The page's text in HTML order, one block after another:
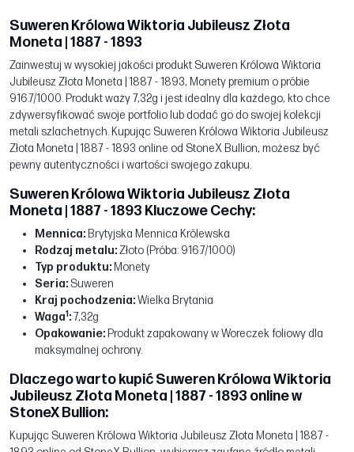
Suweren Królowa Wiktoria Jubileusz Złota
Moneta | 1887 - 1893
Zainwestuj w wysokiej jakości produkt Suweren Królowa Wiktoria
Jubileusz Złota Moneta | 1887 - 1893, Monety premium o próbie
916.7/1000. Produkt waży 7,32g i jest idealny dla każdego, kto chce
zdywersyfikować swoje portfolio lub dodać go do swojej kolekcji
metali szlachetnych. Kupując Suweren Królowa Wiktoria Jubileusz
Złota Moneta | 1887 - 1893 online od StoneX Bullion, możesz być
pewny autentyczności i wartości swojego zakupu.
Suweren Królowa Wiktoria Jubileusz Złota
Moneta | 1887 - 1893 Kluczowe Cechy:
Mennica: Brytyjska Mennica Królewska
Rodzaj metalu:Złoto (Próba: 916.7/1000)
Typ produktu: Monety
Seria: Suweren
Kraj pochodzenia:Wielka Brytania
Waga1:7,32g
Opakowanie: Produkt zapakowany w Woreczek foliowy dla
maksymalnej ochrony.
Dlaczego warto kupić Suweren Królowa Wiktoria
Jubileusz Złota Moneta | 1887 - 1893 online w
StoneX Bullion:
Kupując Suweren Królowa Wiktoria Jubileusz Złota Moneta | 1887 -